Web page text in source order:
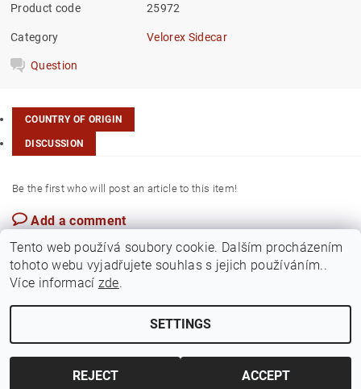
Product code 25972
Category Velorex Sidecar
Question
COUNTRY OF ORIGIN
DISCUSSION
Be the first who will post an article to this item!
Add a comment
2026 ©Jawamarkt, all rights reserved.Edit cookie settings
Tento web používá soubory cookie. Dalším procházením
tohoto webu vyjadřujete souhlas s jejich používáním..
Více informací zde.
SETTINGS
REJECT ACCEPT